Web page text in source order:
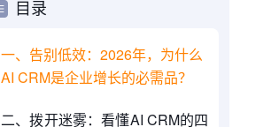
目录
一、告别低效：2026年，为什么
AI CRM是企业增长的必需品？
二、拨开迷雾：看懂AI CRM的四